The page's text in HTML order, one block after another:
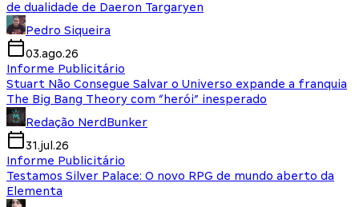
de dualidade de Daeron Targaryen
Pedro Siqueira
03.ago.26
Informe Publicitário
Stuart Não Consegue Salvar o Universo expande a franquia
The Big Bang Theory com “herói” inesperado
Redação NerdBunker
31.jul.26
Informe Publicitário
Testamos Silver Palace: O novo RPG de mundo aberto da
Elementa